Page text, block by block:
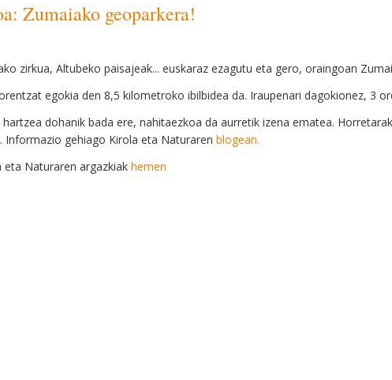
Zumaiako geoparkera!
zirkua, Altubeko paisajeak... euskaraz ezagutu eta gero, oraingoan
egokia den 8,5 kilometroko ibilbidea da. Iraupenari dagokionez, 3
hartzea dohanik bada ere, nahitaezkoa da aurretik izena ematea.
Informazio gehiago Kirola eta Naturaren blogean.
eta Naturaren argazkiak hemen